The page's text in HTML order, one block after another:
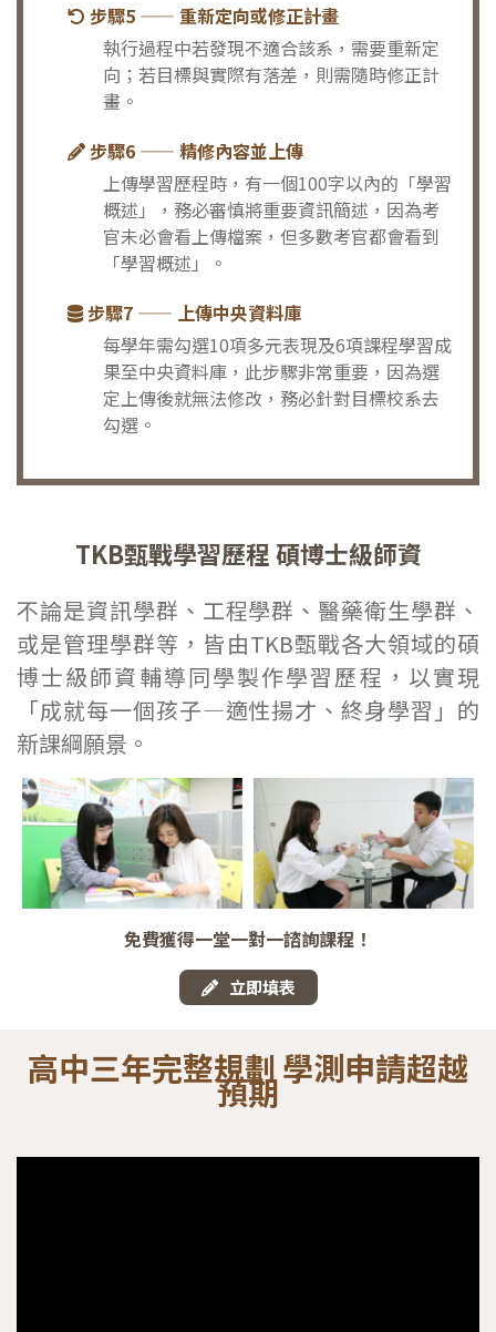
步驟5 —— 重新定向或修正計畫
執行過程中若發現不適合該系，需要重新定
向；若目標與實際有落差，則需隨時修正計
畫。
步驟6 —— 精修內容並上傳
上傳學習歷程時，有一個100字以內的「學習
概述」，務必審慎將重要資訊簡述，因為考
官未必會看上傳檔案，但多數考官都會看到
「學習概述」。
步驟7 —— 上傳中央資料庫
每學年需勾選10項多元表現及6項課程學習成
果至中央資料庫，此步驟非常重要，因為選
定上傳後就無法修改，務必針對目標校系去
勾選。
TKB甄戰學習歷程 碩博士級師資
不論是資訊學群、工程學群、醫藥衛生學群、
或是管理學群等，皆由TKB甄戰各大領域的碩
博士級師資輔導同學製作學習歷程，以實現
「成就每一個孩子—適性揚才、終身學習」的
新課綱願景。
免費獲得一堂一對一諮詢課程！
立即填表
高中三年完整規劃 學測申請超越
預期